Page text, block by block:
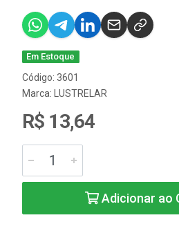
Em Estoque
Código: 3601
Marca:
LUSTRELAR
R$ 13,64
Adicionar ao